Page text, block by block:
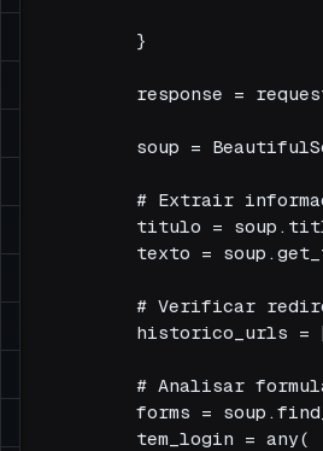
        }
response =
soup =
# Extrair
titulo =
texto =
# Verificar
historico_urls =
# Analisar
forms =
        tem_login = any(